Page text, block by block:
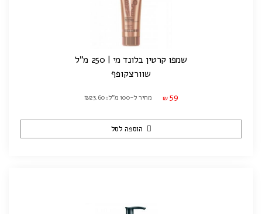
שמפו קרטין בלונד מי | 250 מ"ל
שוורצקופף
₪ 59 מחיר ל-100 מ"ל: ₪23.60
הוספה לסל